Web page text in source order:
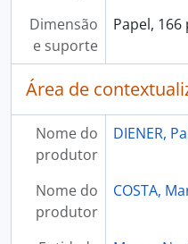
Dimensão
e suporte
Papel, 166
Área de
Nome do
produtor
DIENER,
Nome do
produtor
COSTA,